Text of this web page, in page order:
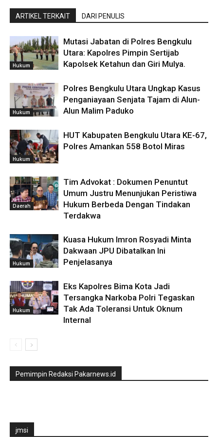
ARTIKEL TERKAIT DARI PENULIS
Hukum
Mutasi Jabatan di Polres Bengkulu
Utara: Kapolres Pimpin Sertijab
Kapolsek Ketahun dan Giri Mulya.
Hukum
Polres Bengkulu Utara Ungkap Kasus
Penganiayaan Senjata Tajam di Alun-
Alun Malim Paduko
Hukum
HUT Kabupaten Bengkulu Utara KE-67,
Polres Amankan 558 Botol Miras
Daerah
Tim Advokat : Dokumen Penuntut
Umum Justru Menunjukan Peristiwa
Hukum Berbeda Dengan Tindakan
Terdakwa
Hukum
Kuasa Hukum Imron Rosyadi Minta
Dakwaan JPU Dibatalkan Ini
Penjelasanya
Hukum
Eks Kapolres Bima Kota Jadi
Tersangka Narkoba Polri Tegaskan
Tak Ada Toleransi Untuk Oknum
Internal
Pemimpin Redaksi Pakarnews.id
jmsi